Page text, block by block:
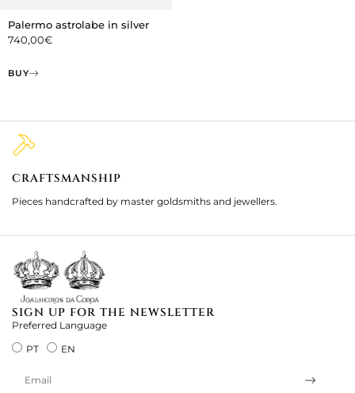
Palermo astrolabe in silver
740,00€
BUY
CRAFTSMANSHIP
Pieces handcrafted by master goldsmiths and jewellers.
SIGN UP FOR THE NEWSLETTER
Preferred Language
PT
EN